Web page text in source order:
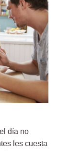
día no
les cuesta